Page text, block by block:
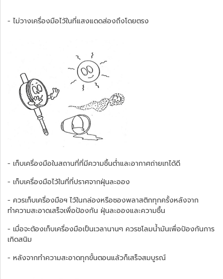
- ไม่วางเครื่องมือไว้ในที่แสงแดดส่องถึงโดยตรง
- เก็บเครื่องมือในสถานที่ที่มีความชื้นต่ำและอากาศถ่ายเทได้ดี
- เก็บเครื่องมือไว้ในที่ที่ปราศจากฝุ่นละออง
- ควรเก็บเครื่องมือฯ ไว้ในกล่องหรือซองพลาสติกทุกครั้งหลังจาก
ทำความสะอาดเสร็จเพื่อป้องกัน ฝุ่นละอองและความชื้น
- เมื่อจะต้องเก็บเครื่องมือเป็นเวลานานๆ ควรชโลมน้ำมันเพื่อป้องกันการ
เกิดสนิม
- หลังจากทำความสะอาดทุกขั้นตอนแล้วก็เสร็จสมบูรณ์